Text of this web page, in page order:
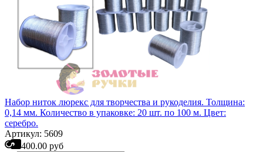
Набор ниток люрекс для творчества и рукоделия. Толщина:
0,14 мм. Количество в упаковке: 20 шт. по 100 м. Цвет:
серебро.
Артикул: 5609
400.00 руб